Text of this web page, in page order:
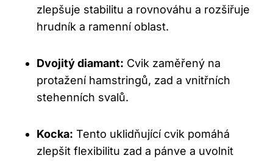
zlepšuje stabilitu a rovnováhu a rozšiřuje
hrudník a ramenní oblast.
Dvojitý diamant: Cvik zaměřený na
protažení hamstringů, zad a vnitřních
stehenních svalů.
Kocka: Tento uklidňující cvik pomáhá
zlepšit flexibilitu zad a pánve a uvolnit